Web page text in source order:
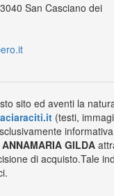
San Casciano dei
sito ed aventi la
(testi,
GILDA
di acquisto.Tale